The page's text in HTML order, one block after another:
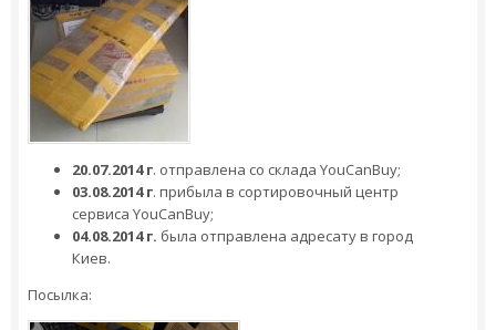
20.07.2014 г. отправлена со склада YouCanBuy;
03.08.2014 г. прибыла в сортировочный центр
сервиса YouCanBuy;
04.08.2014 г. была отправлена адресату в город
Киев.
Посылка: